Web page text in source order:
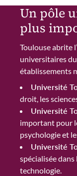
Un pôle
plus
Toulouse abrite
universitaires
établissements
Université
droit, les
Université
important pour
psychologie et
Université
spécialisée dans
technologie.